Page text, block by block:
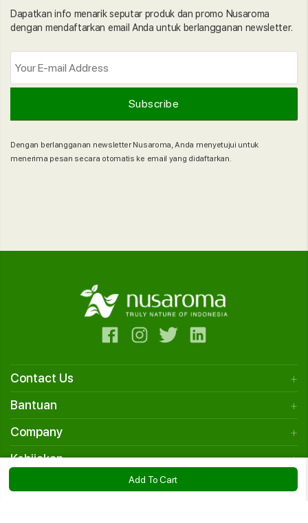
Add To Cart
Dapatkan info menarik seputar produk dan promo Nusaroma
dengan mendaftarkan email Anda untuk berlangganan newsletter.
Dengan berlangganan newsletter Nusaroma, Anda menyetujui untuk
menerima pesan secara otomatis ke email yang didaftarkan.
Contact Us
Bantuan
Company
Kebijakan